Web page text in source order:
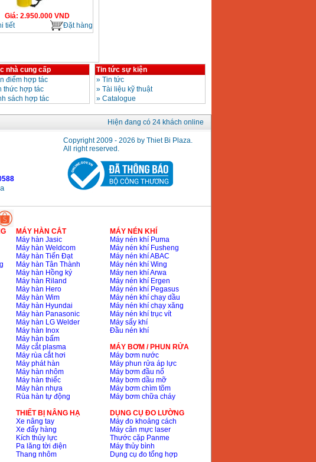
Giá: 2.950.000 VND
tiết
Đặt hàng
nhà cung cấp
điểm hợp tác
thức hợp tác
sách hợp tác
Tin tức sự kiện
» Tin tức
» Tài liệu kỹ thuật
» Catalogue
Hiện đang có 24 khách online
Copyright 2009 - 2026 by Thiet Bi Plaza.
All right reserved.
MÁY HÀN CẮT
Máy hàn Jasic
Máy hàn Weldcom
Máy hàn Tiến Đạt
Máy hàn Tân Thành
Máy hàn Hồng ký
Máy hàn Riland
Máy hàn Hero
Máy hàn Wim
Máy hàn Hyundai
Máy hàn Panasonic
Máy hàn LG Welder
Máy hàn Inox
Máy hàn bấm
Máy cắt plasma
Máy rùa cắt hơi
Máy phát hàn
Máy hàn nhôm
Máy hàn thiếc
Máy hàn nhựa
Rùa hàn tự động
THIẾT BỊ NÂNG HẠ
Xe nâng tay
Xe đẩy hàng
Kích thủy lực
Pa lăng tời điện
Thang nhôm
MÁY NÉN KHÍ
Máy nén khí Puma
Máy nén khí Fusheng
Máy nén khí ABAC
Máy nén khí Wing
Máy nen khí Arwa
Máy nén khí Ergen
Máy nén khí Pegasus
Máy nén khí chạy dầu
Máy nén khí chạy xăng
Máy nén khí trục vít
Máy sấy khí
Đầu nén khí
MÁY BƠM / PHUN RỬA
Máy bơm nước
Máy phun rửa áp lực
Máy bơm đầu nổ
Máy bơm dầu mỡ
Máy bơm chìm tõm
Máy bơm chữa cháy
DỤNG CỤ ĐO LƯỜNG
Máy đo khoảng cách
Máy cân mực laser
Thước cặp Panme
Máy thủy bình
Dụng cụ đo tổng hợp